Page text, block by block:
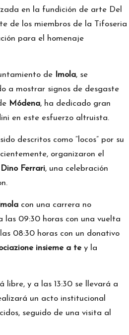
en la fundición de arte Del
de los miembros de la Tifoseria
para el homenaje
de Imola, se
a mostrar signos de desgaste
Módena, ha dedicado gran
en este esfuerzo altruista.
descritos como “locos” por su
organizaron el
Dino Ferrari, una celebración
Imola con una carrera no
09:30 horas con una vuelta
08:30 horas con un donativo
insieme a te y la
libre, y a las 13:30 se llevará a
un acto institucional
seguido de una visita al